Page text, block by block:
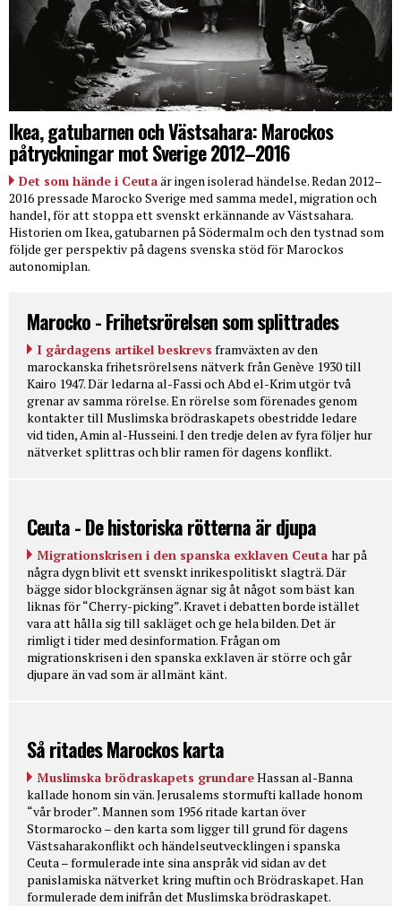
Ikea, gatubarnen och Västsahara: Marockos
påtryckningar mot Sverige 2012–2016
Det som hände i Ceutaär ingen isolerad händelse. Redan 2012–
2016 pressade Marocko Sverige med samma medel, migration och
handel, för att stoppa ett svenskt erkännande av Västsahara.
Historien om Ikea, gatubarnen på Södermalm och den tystnad som
följde ger perspektiv på dagens svenska stöd för Marockos
autonomiplan.
Marocko - Frihetsrörelsen som splittrades
I gårdagens artikel beskrevs framväxten av den
marockanska frihetsrörelsens nätverk från Genève 1930 till
Kairo 1947. Där ledarna al-Fassi och Abd el-Krim utgör två
grenar av samma rörelse. En rörelse som förenades genom
kontakter till Muslimska brödraskapets obestridde ledare
vid tiden, Amin al-Husseini. I den tredje delen av fyra följer hur
nätverket splittras och blir ramen för dagens konflikt.
Ceuta - De historiska rötterna är djupa
Migrationskrisen i den spanska exklaven Ceuta har på
några dygn blivit ett svenskt inrikespolitiskt slagträ. Där
bägge sidor blockgränsen ägnar sig åt något som bäst kan
liknas för “Cherry-picking”. Kravet i debatten borde istället
vara att hålla sig till sakläget och ge hela bilden. Det är
rimligt i tider med desinformation. Frågan om
migrationskrisen i den spanska exklaven är större och går
djupare än vad som är allmänt känt.
Så ritades Marockos karta
Muslimska brödraskapets grundareHassan al-Banna
kallade honom sin vän. Jerusalems stormufti kallade honom
“vår broder”. Mannen som 1956 ritade kartan över
Stormarocko – den karta som ligger till grund för dagens
Västsaharakonflikt och händelseutvecklingen i spanska
Ceuta – formulerade inte sina anspråk vid sidan av det
panislamiska nätverket kring muftin och Brödraskapet. Han
formulerade dem inifrån det Muslimska brödraskapet.